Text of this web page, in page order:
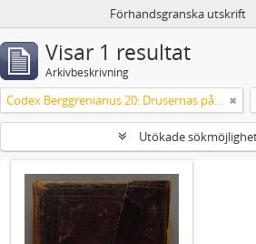
Förhandsgranska utskrift
Visar 1 resultat
Arkivbeskrivning
Codex Berggrenianus 20: Drusernas på Libanon heliga bok
Utökade